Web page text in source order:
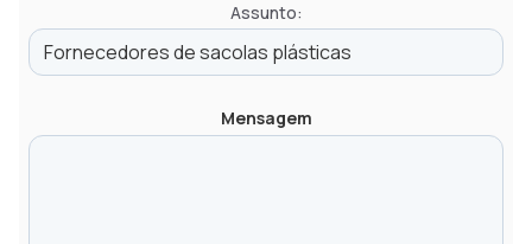
Assunto:
Mensagem